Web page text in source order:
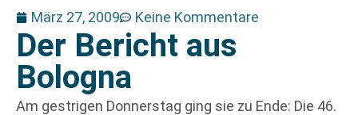
März 27, 2009 Keine Kommentare
Der Bericht aus
Bologna
Am gestrigen Donnerstag ging sie zu Ende: Die 46.